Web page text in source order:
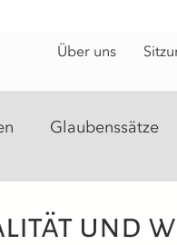
Über uns
Glaubenssätze
und